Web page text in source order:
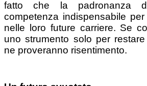
fatto che la padronanza
competenza indispensabile
nelle loro future carriere. Se
uno strumento solo per
ne proveranno risentimento.